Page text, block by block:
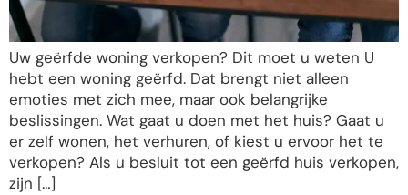
Uw geërfde woning verkopen? Dit moet u weten U
hebt een woning geërfd. Dat brengt niet alleen
emoties met zich mee, maar ook belangrijke
beslissingen. Wat gaat u doen met het huis? Gaat u
er zelf wonen, het verhuren, of kiest u ervoor het te
verkopen? Als u besluit tot een geërfd huis verkopen,
zijn […]